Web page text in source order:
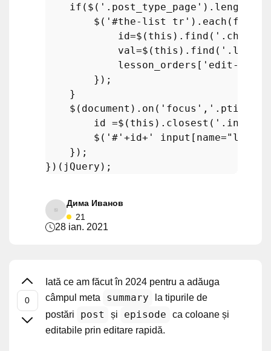
if ($( '.post_type_page' ).length
        $(
'#the-list tr' ). each
            id=$(this).
find ( '.check-
            val=$(this).
find (
            lesson_orders[
'edit-'
        });
    }
    $(document).
on ( 'focus' , '.ptitle'
        id =$(this).
closest ( '.inline-
        $(
'#' +id+ '
    });
Дима Иванов
21
28 ian. 2021
Iată ce am făcut în 2024 pentru a adăuga
câmpul meta
summary
la tipurile de
postări
post și episode
ca coloane și
editabile prin editare rapidă.